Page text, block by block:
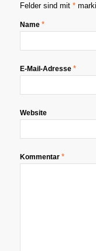
Felder sind mit *
Name *
E-Mail-Adresse *
Website
Kommentar *